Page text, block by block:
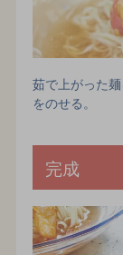
茹で上がった
をのせる。
完成